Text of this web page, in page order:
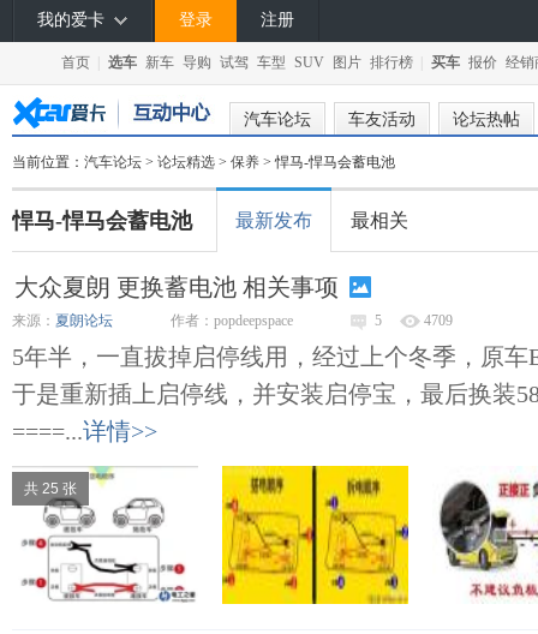
我的爱卡 登录 注册
首页 选车 新车 导购 试驾 车型 SUV 图片 排行榜 买车 报价 经销
汽车论坛 车友活动 论坛热帖
当前位置： 汽车论坛 > 论坛精选 > 保养 > 悍马-悍马会蓄电池
悍马-悍马会蓄电池 最新发布 最相关
大众夏朗 更换蓄电池 相关事项
来源： 夏朗论坛 作者：popdeepspace 5 4709
5年半，一直拔掉启停线用，经过上个冬季，原
于是重新插上启停线，并安装启停宝，最后换装
====...详情>>
共 25 张